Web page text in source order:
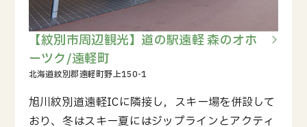
【紋別市周辺観光】道の駅遠軽 森のオホ
ーツク/遠軽町
旭川紋別道遠軽ICに隣接し，スキー場を併設して
おり、冬はスキー夏にはジップラインとアクティ